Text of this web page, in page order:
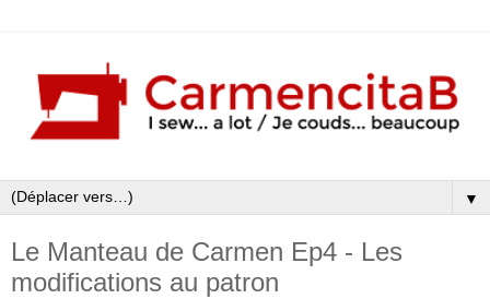
▼
Le Manteau de Carmen Ep4 - Les
modifications au patron